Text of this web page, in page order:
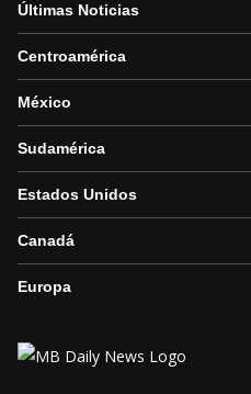
Últimas Noticias
Centroamérica
México
Sudamérica
Estados Unidos
Canadá
Europa